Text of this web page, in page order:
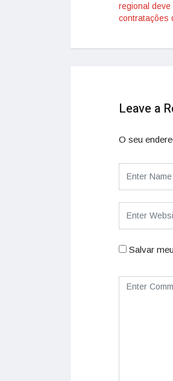
regional
contratações
Leave a
O seu
Salvar